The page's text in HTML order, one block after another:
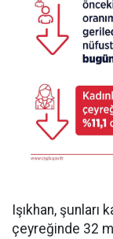
Işıkhan, şunları
çeyreğinde 32